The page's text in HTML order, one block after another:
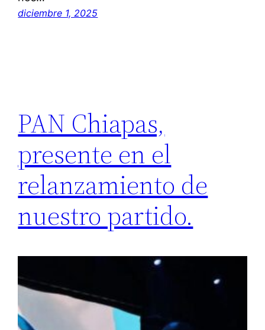
diciembre 1, 2025
PAN Chiapas,
presente en el
relanzamiento de
nuestro partido.